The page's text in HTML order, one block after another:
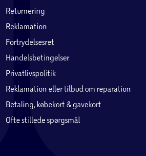
Returnering
Reklamation
Fortrydelsesret
Handelsbetingelser
Privatlivspolitik
Reklamation eller tilbud om reparation
Betaling, købekort & gavekort
Ofte stillede spørgsmål